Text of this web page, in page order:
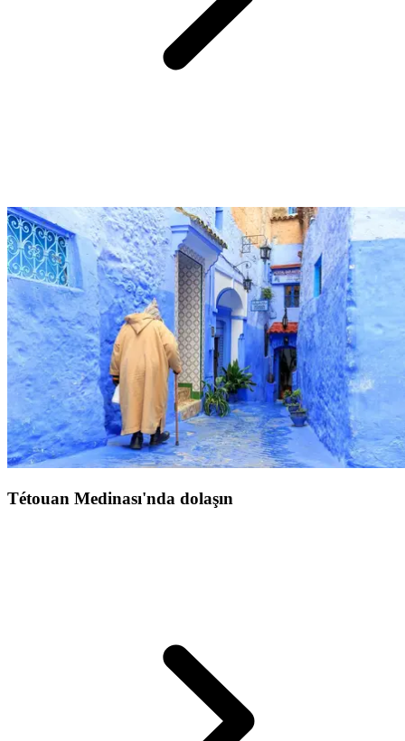
Sadece 20 dakika uzaklıkta Club Med Marrakech La Palmeraie
bulunan Dar El Bacha Müzesi,Fas mirasının bir incisidir.
Marakeş pachasının eski sarayı ,bu Arap-Endülüs mimarlığının
mücevheri
, tarih ve estetik arasında zarif bir yolculuğa davet ediyor.
Zellige seramikleri, oymalı ahşaplar, huzur veren avlular: her
köşe, görkemli bir yaşam sanatını anlatıyor.
Bugün bir müzeye dönüştürülen bu yer, değerli bir sanat nesneleri
koleksiyonusergiliyor ve ünlü kahvesi, büyük şarapları ile
unutulmaz bir duyusal mola sunuyor.Zarafet, ilham ve sükunet
arayan gezginler için ideal, mahrem bir durak. Kuzey Afrika'daki
kültürel yolculuklara gerçek bir davet.
Tétouan Medinası'nda dolaşın